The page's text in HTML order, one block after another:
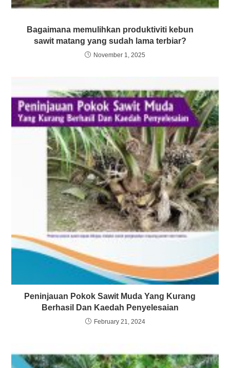
Bagaimana memulihkan produktiviti kebun
sawit matang yang sudah lama terbiar?
November 1, 2025
Peninjauan Pokok Sawit Muda Yang Kurang
Berhasil Dan Kaedah Penyelesaian
February 21, 2024